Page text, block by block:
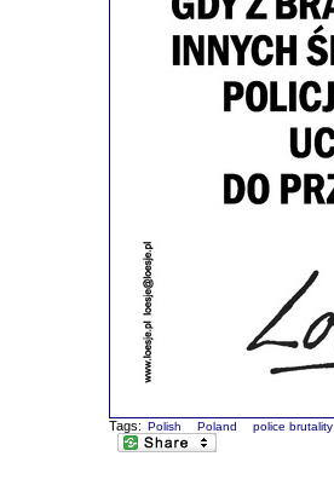
Tags: Polish Poland police brutality